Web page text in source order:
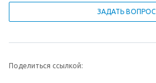
ЗАДАТЬ ВОПРОС
Поделиться ссылкой: